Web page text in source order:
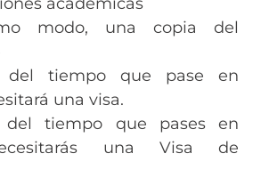
modo, una copia del
del tiempo que pase en
una visa.
del tiempo que pases en
una Visa de